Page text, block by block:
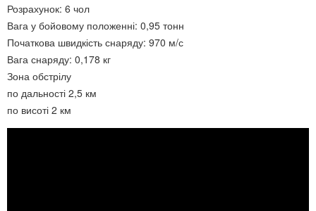
Розрахунок: 6 чол
Вага у бойовому положенні: 0,95 тонн
Початкова швидкість снаряду: 970 м/с
Вага снаряду: 0,178 кг
Зона обстрілу
по дальності 2,5 км
по висоті 2 км